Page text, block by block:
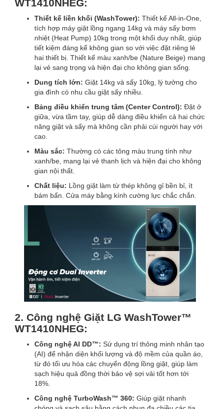
WT1410NHEG:
Thiết kế liền khối (WashTower): Thiết kế All-in-One,
tích hợp máy giặt lồng ngang 14kg và máy sấy bơm
nhiệt (Heat Pump) 10kg trong một khối duy nhất, giúp
tiết kiệm đáng kể không gian so với việc đặt riêng lẻ
hai thiết bị. Thiết kế màu xanh/be (Nature Beige) mang
lại vẻ sang trọng và hiện đại cho không gian sống.
Dung tích lớn: Giặt 14kg và sấy 10kg, lý tưởng cho
gia đình có nhu cầu giặt sấy nhiều.
Bảng điều khiển trung tâm (Center Control): Đặt ở
giữa, vừa tầm tay, giúp dễ dàng điều khiển cả hai chức
năng giặt và sấy mà không cần phải cúi người hay với
cao.
Màu sắc: Thường có các tông màu trung tính như
xanh/be, mang lại vẻ thanh lịch và hiện đại cho không
gian nội thất.
Chất liệu: Lồng giặt làm từ thép không gỉ bền bỉ, ít
bám bẩn. Cửa máy bằng kính cường lực chắc chắn.
2. Công nghệ Giặt LG WashTower™
WT1410NHEG:
Công nghệ AI DD™: Sử dụng trí thông minh nhân tạo
(AI) để nhận diện khối lượng và độ mềm của quần áo,
từ đó tối ưu hóa các chuyển động lồng giặt, giúp làm
sạch hiệu quả đồng thời bảo vệ sợi vải tốt hơn tới
18%.
Công nghệ TurboWash™ 360: Giúp giặt nhanh